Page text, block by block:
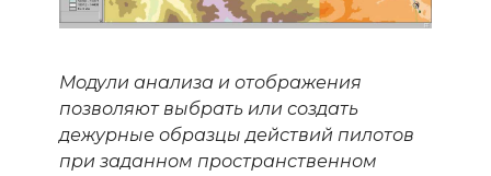
Модули анализа и отображения
позволяют выбрать или создать
дежурные образцы действий пилотов
при заданном пространственном